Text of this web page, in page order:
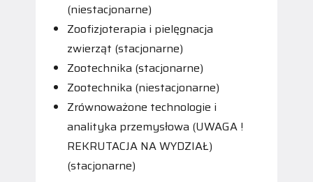
(niestacjonarne)
Zoofizjoterapia i pielęgnacja
zwierząt (stacjonarne)
Zootechnika (stacjonarne)
Zootechnika (niestacjonarne)
Zrównoważone technologie i
analityka przemysłowa (UWAGA !
REKRUTACJA NA WYDZIAŁ)
(stacjonarne)